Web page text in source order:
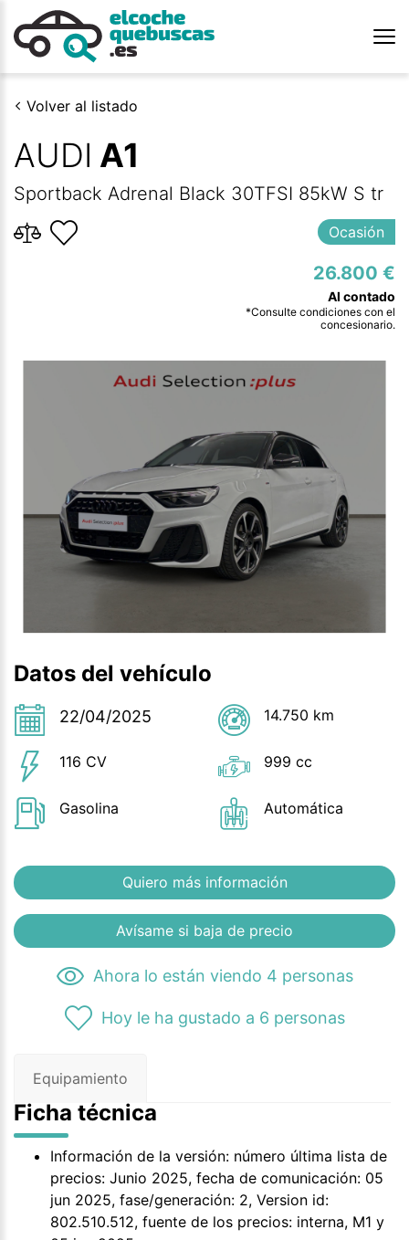
Volver al listado
AUDI A1
Sportback Adrenal Black 30TFSI 85kW S tr
Ocasión
26.800 €
*Consulte condiciones con el
concesionario.
Datos del vehículo
22/04/2025 14.750 km
116 CV 999 cc
Gasolina Automática
Quiero más información
Avísame si baja de precio
Ahora lo están viendo 4 personas
Hoy le ha gustado a 6 personas
Equipamiento
Ficha técnica
Información de la versión: número última lista de
precios: Junio 2025, fecha de comunicación: 05
jun 2025, fase/generación: 2, Version id:
802.510.512, fuente de los precios: interna, M1 y